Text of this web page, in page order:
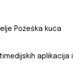
Požeška kuća
aplikacija i